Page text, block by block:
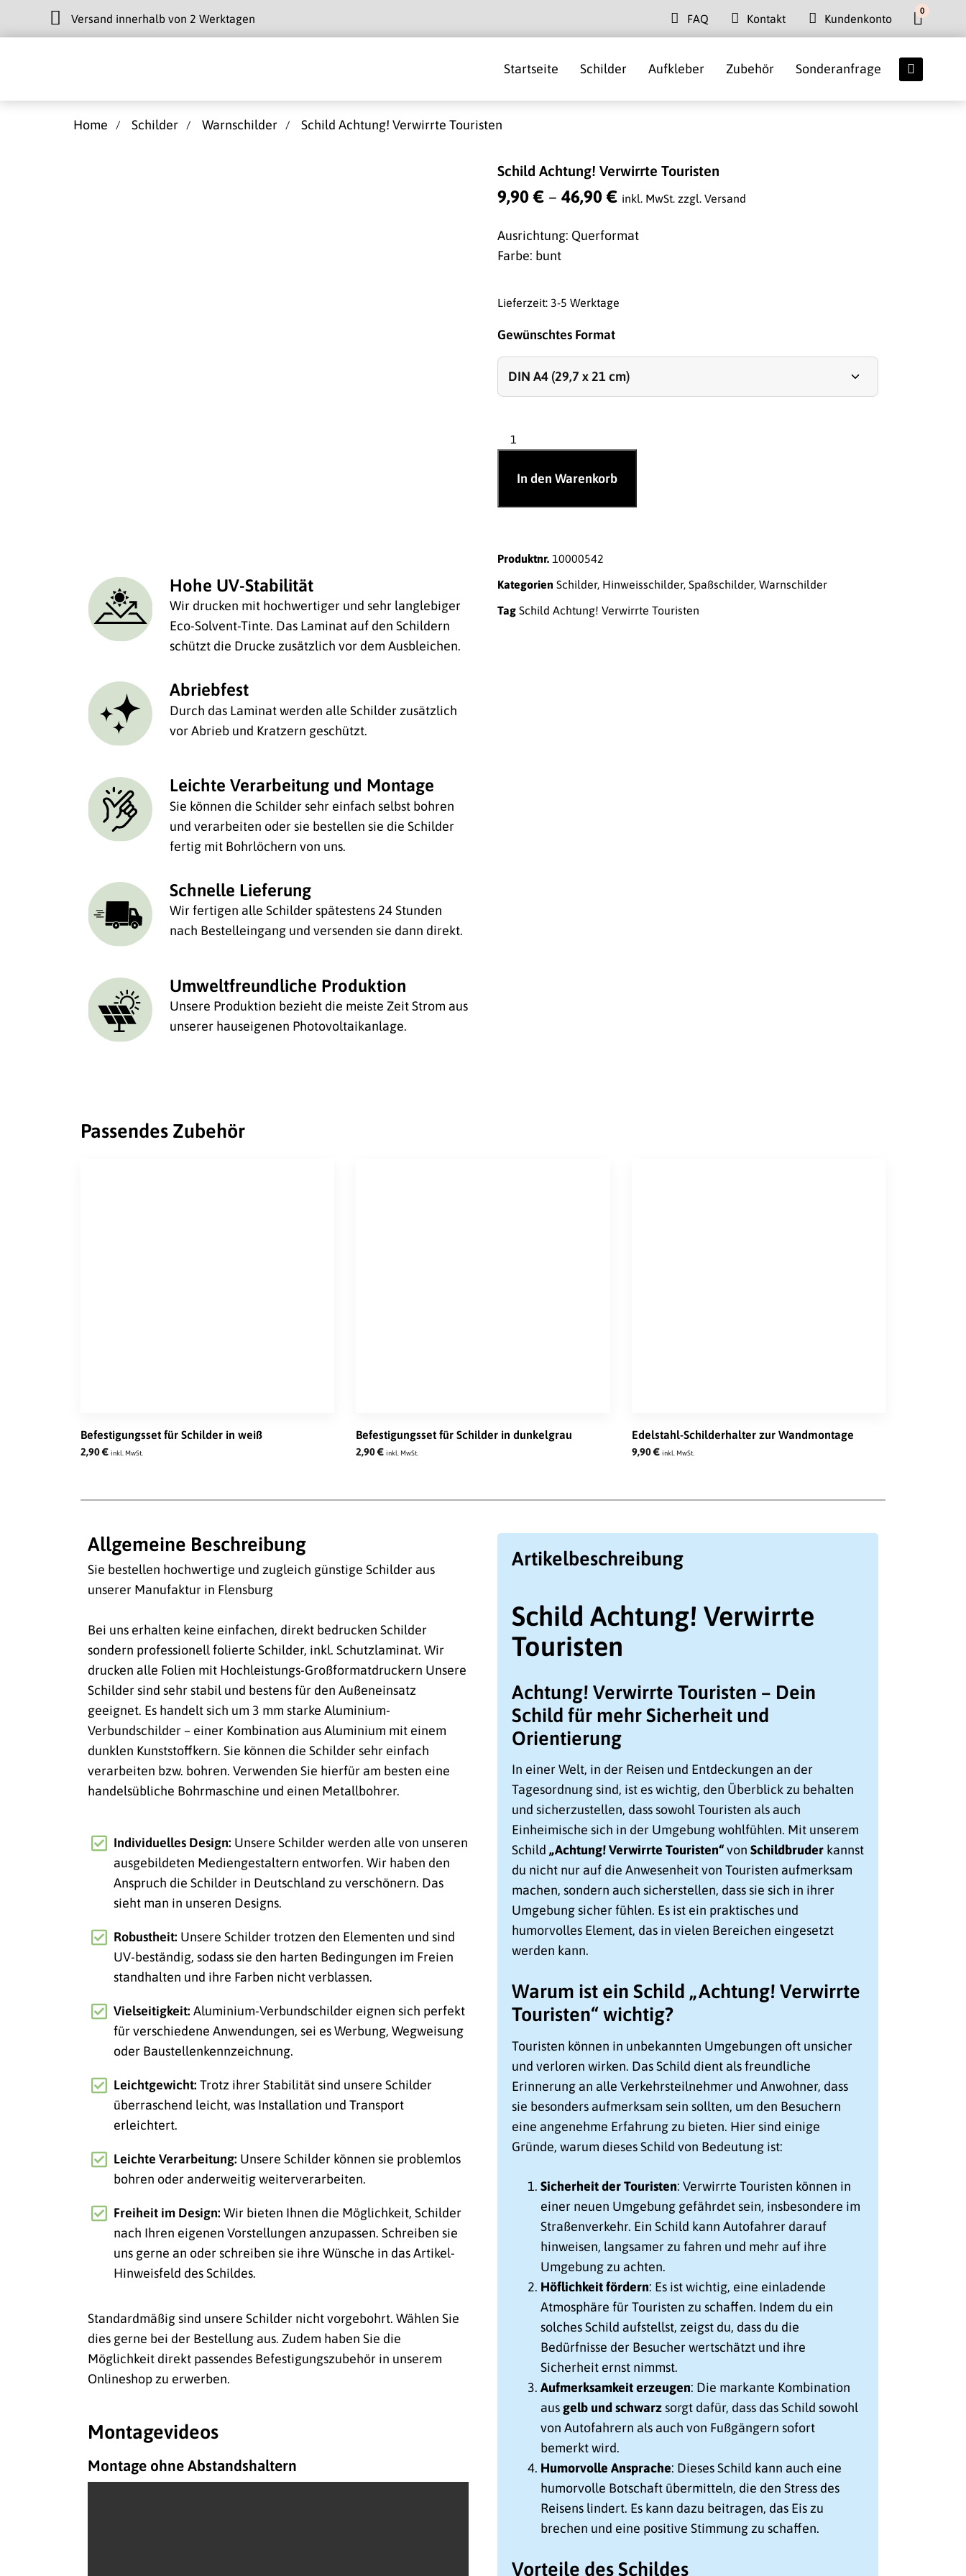
Versand innerhalb von 2 Werktagen FAQ Kontakt Kundenkonto
0
Startseite Schilder Aufkleber Zubehör Sonderanfrage
Home Schilder Warnschilder Schild Achtung! Verwirrte Touristen
Hohe UV-Stabilität
Wir drucken mit hochwertiger und sehr langlebiger
Eco-Solvent-Tinte. Das Laminat auf den Schildern
schützt die Drucke zusätzlich vor dem Ausbleichen.
Abriebfest
Durch das Laminat werden alle Schilder zusätzlich
vor Abrieb und Kratzern geschützt.
Leichte Verarbeitung und Montage
Sie können die Schilder sehr einfach selbst bohren
und verarbeiten oder sie bestellen sie die Schilder
fertig mit Bohrlöchern von uns.
Schnelle Lieferung
Wir fertigen alle Schilder spätestens 24 Stunden
nach Bestelleingang und versenden sie dann direkt.
Umweltfreundliche Produktion
Unsere Produktion bezieht die meiste Zeit Strom aus
unserer hauseigenen Photovoltaikanlage.
Schild Achtung! Verwirrte Touristen
9,90€ – 46,90€ inkl. MwSt. zzgl. Versand
Ausrichtung: Querformat
Farbe: bunt
Lieferzeit: 3-5 Werktage
Gewünschtes Format
In den Warenkorb
Produktnr. 10000542
Kategorien Schilder, Hinweisschilder, Spaßschilder, Warnschilder
Tag Schild Achtung! Verwirrte Touristen
Passendes Zubehör
Befestigungsset für Schilder in weiß
2,90€ inkl. MwSt.
Befestigungsset für Schilder in dunkelgrau
2,90€ inkl. MwSt.
Edelstahl-Schilderhalter zur Wandmontage
9,90€ inkl. MwSt.
Allgemeine Beschreibung
Sie bestellen hochwertige und zugleich günstige Schilder aus
unserer Manufaktur in Flensburg
Bei uns erhalten keine einfachen, direkt bedrucken Schilder
sondern professionell folierte Schilder, inkl. Schutzlaminat. Wir
drucken alle Folien mit Hochleistungs-Großformatdruckern Unsere
Schilder sind sehr stabil und bestens für den Außeneinsatz
geeignet. Es handelt sich um 3 mm starke Aluminium-
Verbundschilder – einer Kombination aus Aluminium mit einem
dunklen Kunststoffkern. Sie können die Schilder sehr einfach
verarbeiten bzw. bohren. Verwenden Sie hierfür am besten eine
handelsübliche Bohrmaschine und einen Metallbohrer.
Individuelles Design: Unsere Schilder werden alle von unseren
ausgebildeten Mediengestaltern entworfen. Wir haben den
Anspruch die Schilder in Deutschland zu verschönern. Das
sieht man in unseren Designs.
Robustheit: Unsere Schilder trotzen den Elementen und sind
UV-beständig, sodass sie den harten Bedingungen im Freien
standhalten und ihre Farben nicht verblassen.
Vielseitigkeit: Aluminium-Verbundschilder eignen sich perfekt
für verschiedene Anwendungen, sei es Werbung, Wegweisung
oder Baustellenkennzeichnung.
Leichtgewicht:Trotz ihrer Stabilität sind unsere Schilder
überraschend leicht, was Installation und Transport
erleichtert.
Leichte Verarbeitung: Unsere Schilder können sie problemlos
bohren oder anderweitig weiterverarbeiten.
Freiheit im Design:Wir bieten Ihnen die Möglichkeit, Schilder
nach Ihren eigenen Vorstellungen anzupassen. Schreiben sie
uns gerne an oder schreiben sie ihre Wünsche in das Artikel-
Hinweisfeld des Schildes.
Standardmäßig sind unsere Schilder nicht vorgebohrt. Wählen Sie
dies gerne bei der Bestellung aus. Zudem haben Sie die
Möglichkeit direkt passendes Befestigungszubehör in unserem
Onlineshop zu erwerben.
Montagevideos
Montage ohne Abstandshaltern
Artikelbeschreibung
Schild Achtung! Verwirrte
Touristen
Achtung! Verwirrte Touristen – Dein
Schild für mehr Sicherheit und
Orientierung
In einer Welt, in der Reisen und Entdeckungen an der
Tagesordnung sind, ist es wichtig, den Überblick zu behalten
und sicherzustellen, dass sowohl Touristen als auch
Einheimische sich in der Umgebung wohlfühlen. Mit unserem
Schild „Achtung! Verwirrte Touristen“von Schildbruder kannst
du nicht nur auf die Anwesenheit von Touristen aufmerksam
machen, sondern auch sicherstellen, dass sie sich in ihrer
Umgebung sicher fühlen. Es ist ein praktisches und
humorvolles Element, das in vielen Bereichen eingesetzt
werden kann.
Warum ist ein Schild „Achtung! Verwirrte
Touristen“ wichtig?
Touristen können in unbekannten Umgebungen oft unsicher
und verloren wirken. Das Schild dient als freundliche
Erinnerung an alle Verkehrsteilnehmer und Anwohner, dass
sie besonders aufmerksam sein sollten, um den Besuchern
eine angenehme Erfahrung zu bieten. Hier sind einige
Gründe, warum dieses Schild von Bedeutung ist:
Sicherheit der Touristen: Verwirrte Touristen können in
einer neuen Umgebung gefährdet sein, insbesondere im
Straßenverkehr. Ein Schild kann Autofahrer darauf
hinweisen, langsamer zu fahren und mehr auf ihre
Umgebung zu achten.
Höflichkeit fördern: Es ist wichtig, eine einladende
Atmosphäre für Touristen zu schaffen. Indem du ein
solches Schild aufstellst, zeigst du, dass du die
Bedürfnisse der Besucher wertschätzt und ihre
Sicherheit ernst nimmst.
Aufmerksamkeit erzeugen: Die markante Kombination
aus gelb und schwarzsorgt dafür, dass das Schild sowohl
von Autofahrern als auch von Fußgängern sofort
bemerkt wird.
Humorvolle Ansprache: Dieses Schild kann auch eine
humorvolle Botschaft übermitteln, die den Stress des
Reisens lindert. Es kann dazu beitragen, das Eis zu
brechen und eine positive Stimmung zu schaffen.
Vorteile des Schildes